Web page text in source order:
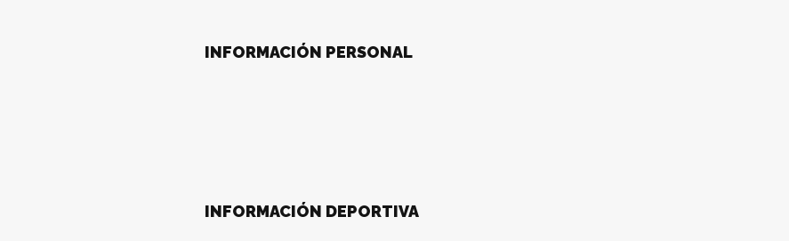
INFORMACIÓN PERSONAL
INFORMACIÓN DEPORTIVA